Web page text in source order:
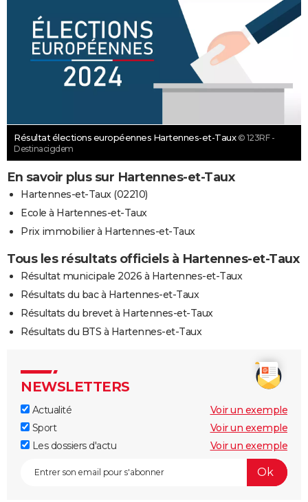
Résultat élections européennes Hartennes-et-Taux © 123RF -
Destinacigdem
En savoir plus sur Hartennes-et-Taux
Hartennes-et-Taux (02210)
Ecole à Hartennes-et-Taux
Prix immobilier à Hartennes-et-Taux
Tous les résultats officiels à Hartennes-et-Taux
Résultat municipale 2026 à Hartennes-et-Taux
Résultats du bac à Hartennes-et-Taux
Résultats du brevet à Hartennes-et-Taux
Résultats du BTS à Hartennes-et-Taux
NEWSLETTERS
Actualité
Voir un exemple
Sport
Voir un exemple
Les dossiers d'actu
Voir un exemple